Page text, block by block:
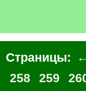
Страницы:
258
259